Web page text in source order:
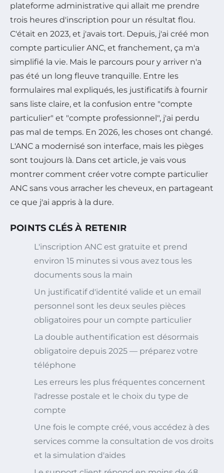
plateforme administrative qui allait me prendre
trois heures d'inscription pour un résultat flou.
C'était en 2023, et j'avais tort. Depuis, j'ai créé mon
compte particulier ANC, et franchement, ça m'a
simplifié la vie. Mais le parcours pour y arriver n'a
pas été un long fleuve tranquille. Entre les
formulaires mal expliqués, les justificatifs à fournir
sans liste claire, et la confusion entre "compte
particulier" et "compte professionnel", j'ai perdu
pas mal de temps. En 2026, les choses ont changé.
L'ANC a modernisé son interface, mais les pièges
sont toujours là. Dans cet article, je vais vous
montrer comment créer votre compte particulier
ANC sans vous arracher les cheveux, en partageant
ce que j'ai appris à la dure.
POINTS CLÉS À RETENIR
L'inscription ANC est gratuite et prend
environ 15 minutes si vous avez tous les
documents sous la main
Un justificatif d'identité valide et un email
personnel sont les deux seules pièces
obligatoires pour un compte particulier
La double authentification est désormais
obligatoire depuis 2025 — préparez votre
téléphone
Les erreurs les plus fréquentes concernent
l'adresse postale et le choix du type de
compte
Une fois le compte créé, vous accédez à des
services comme la consultation de vos droits
et la simulation d'aides